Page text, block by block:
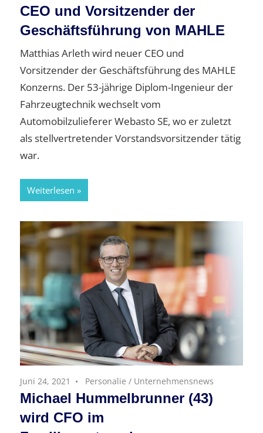
CEO und Vorsitzender der
Geschäftsführung von MAHLE
Matthias Arleth wird neuer CEO und
Vorsitzender der Geschäftsführung des MAHLE
Konzerns. Der 53-jährige Diplom-Ingenieur der
Fahrzeugtechnik wechselt vom
Automobilzulieferer Webasto SE, wo er zuletzt
als stellvertretender Vorstandsvorsitzender tätig
war.
Weiterlesen
Juni 24, 2021 Personalie / Unternehmensnews
Michael Hummelbrunner (43)
wird CFO im